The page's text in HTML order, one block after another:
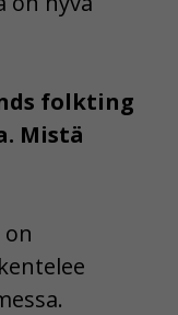
folkting
Mistä